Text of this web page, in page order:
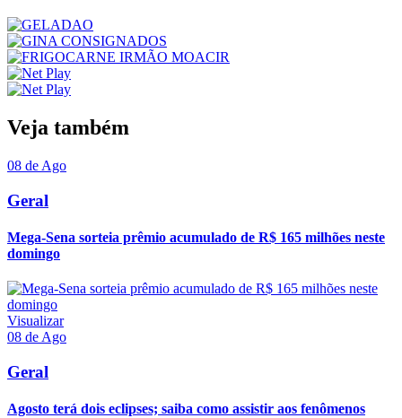
Veja também
08 de Ago
Geral
Mega-Sena sorteia prêmio acumulado de R$ 165 milhões neste
domingo
Visualizar
08 de Ago
Geral
Agosto terá dois eclipses; saiba como assistir aos fenômenos